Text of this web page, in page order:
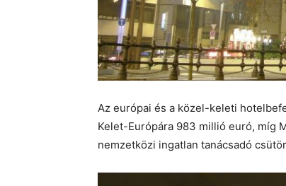
Az európai és a közel-keleti
Kelet-Európára 983 millió euró, míg
nemzetközi ingatlan tanácsadó